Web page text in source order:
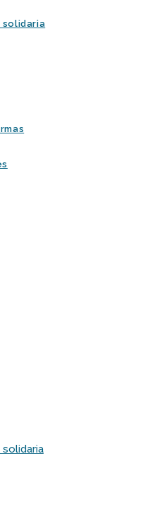
solidaria